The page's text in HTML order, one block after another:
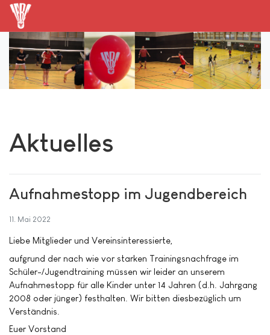
Aktuelles
Aufnahmestopp im Jugendbereich
11. Mai 2022
Liebe Mitglieder und Vereinsinteressierte,
aufgrund der nach wie vor starken Trainingsnachfrage im
Schüler-/Jugendtraining müssen wir leider an unserem
Aufnahmestopp für alle Kinder unter 14 Jahren (d.h. Jahrgang
2008 oder jünger) festhalten. Wir bitten diesbezüglich um
Verständnis.
Euer Vorstand